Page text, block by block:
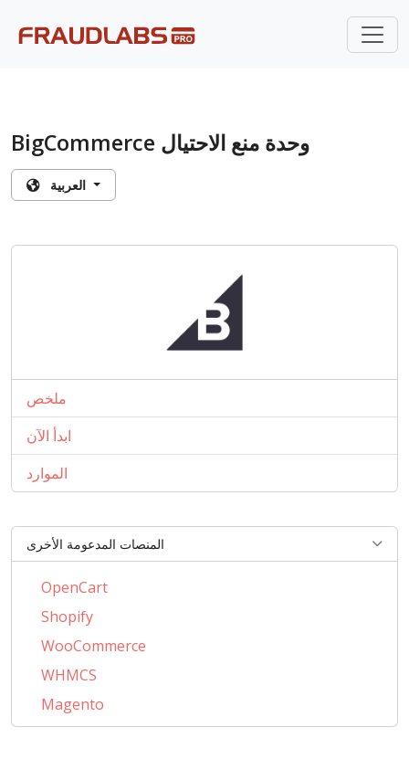
BigCommerce وحدة منع الاحتيال
ملخص
ابدأ الآن
الموارد
المنصات المدعومة الأخرى
OpenCart
Shopify
WooCommerce
WHMCS
Magento
PrestaShop